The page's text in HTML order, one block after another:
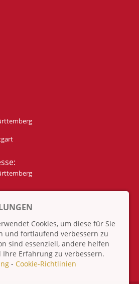
Cookies, um diese für Sie
und fortlaufend verbessern zu
sind essenziell, andere helfen
Ihre Erfahrung zu verbessern.
- Cookie-Richtlinien